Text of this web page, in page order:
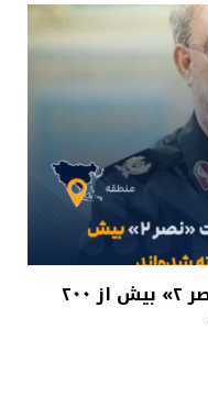
ایران گفته است، در عملیات «نصر ۲» بیش از ۲۰۰